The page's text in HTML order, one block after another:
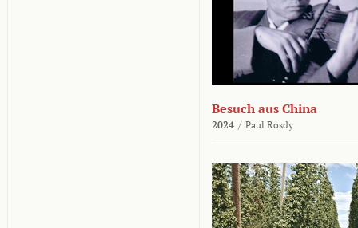
Besuch aus China
2024 / Paul Rosdy